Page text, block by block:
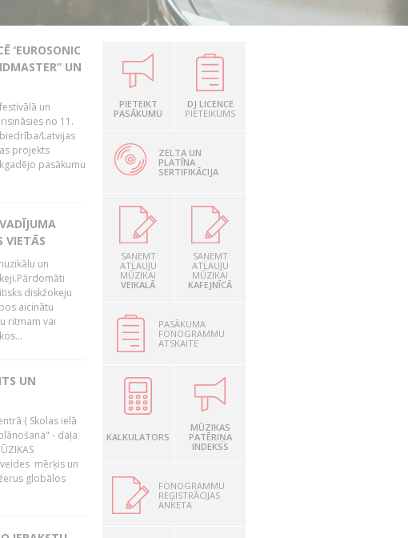
‘EUROSONIC
UN
un
no 11.
Latvijas
projekts
pasākumu
VIETĀS
un
diskžokeju
aicinātu
ritmam vai
UN
( Skolas ielā
- daļa
mērķis un
globālos
PIETEIKT
PASĀKUMU
DJ LICENCE
PIETEIKUMS
ZELTA UN
PLATĪNA
SERTIFIKĀCIJA
SAŅEMT
ATĻAUJU
MŪZIKAI
VEIKALĀ
SAŅEMT
ATĻAUJU
MŪZIKAI
KAFEJNĪCĀ
PASĀKUMA
FONOGRAMMU
ATSKAITE
KALKULATORS
MŪZIKAS
PATĒRIŅA
INDEKSS
FONOGRAMMU
REĢISTRĀCIJAS
ANKETA